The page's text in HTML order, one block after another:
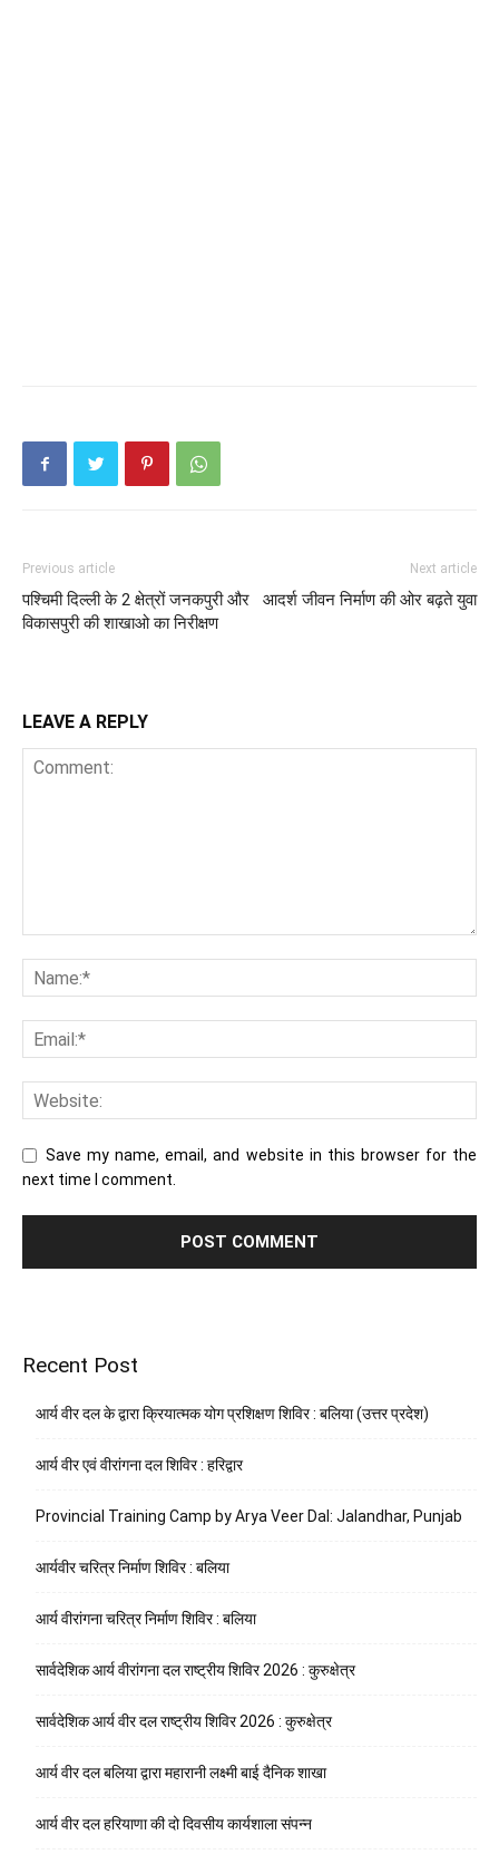
Previous article
पश्चिमी दिल्ली के 2 क्षेत्रों जनकपुरी और
विकासपुरी की शाखाओ का निरीक्षण
Next article
आदर्श जीवन निर्माण की ओर बढ़ते युवा
LEAVE A REPLY
Save my name, email, and website in this browser for the
next time I comment.
Recent Post
आर्य वीर दल के द्वारा क्रियात्मक योग प्रशिक्षण शिविर : बलिया (उत्तर प्रदेश)
आर्य वीर एवं वीरांगना दल शिविर : हरिद्वार
Provincial Training Camp by Arya Veer Dal: Jalandhar, Punjab
आर्यवीर चरित्र निर्माण शिविर : बलिया
आर्य वीरांगना चरित्र निर्माण शिविर : बलिया
सार्वदेशिक आर्य वीरांगना दल राष्ट्रीय शिविर 2026 : कुरुक्षेत्र
सार्वदेशिक आर्य वीर दल राष्ट्रीय शिविर 2026 : कुरुक्षेत्र
आर्य वीर दल बलिया द्वारा महारानी लक्ष्मी बाई दैनिक शाखा
आर्य वीर दल हरियाणा की दो दिवसीय कार्यशाला संपन्न